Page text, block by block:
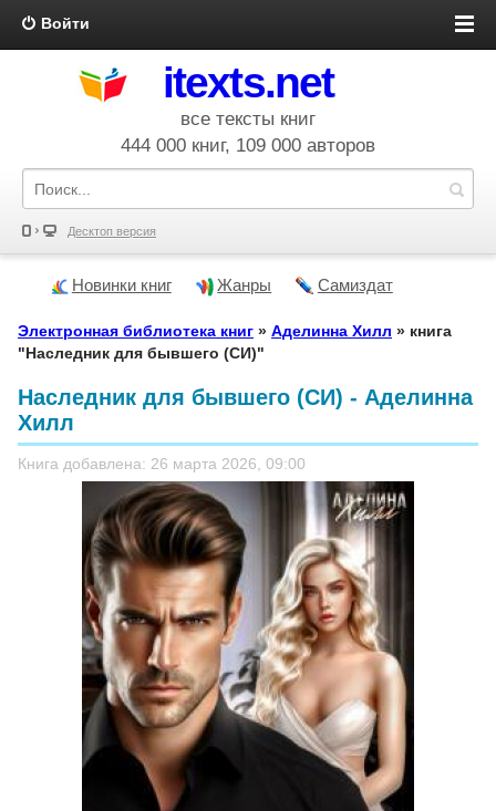
Войти
itexts.net
все тексты книг
444 000 книг, 109 000 авторов
Десктоп версия
Новинки книг Жанры Самиздат
Электронная библиотека книг » Аделинна Хилл » книга
"Наследник для бывшего (СИ)"
Наследник для бывшего (СИ) - Аделинна
Хилл
Книга добавлена: 26 марта 2026, 09:00